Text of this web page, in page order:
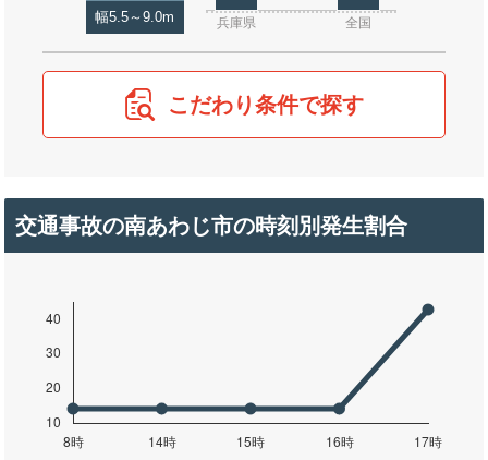
幅5.5～9.0m 兵庫県 全国
こだわり条件で探す
交通事故の南あわじ市の時刻別発生割合